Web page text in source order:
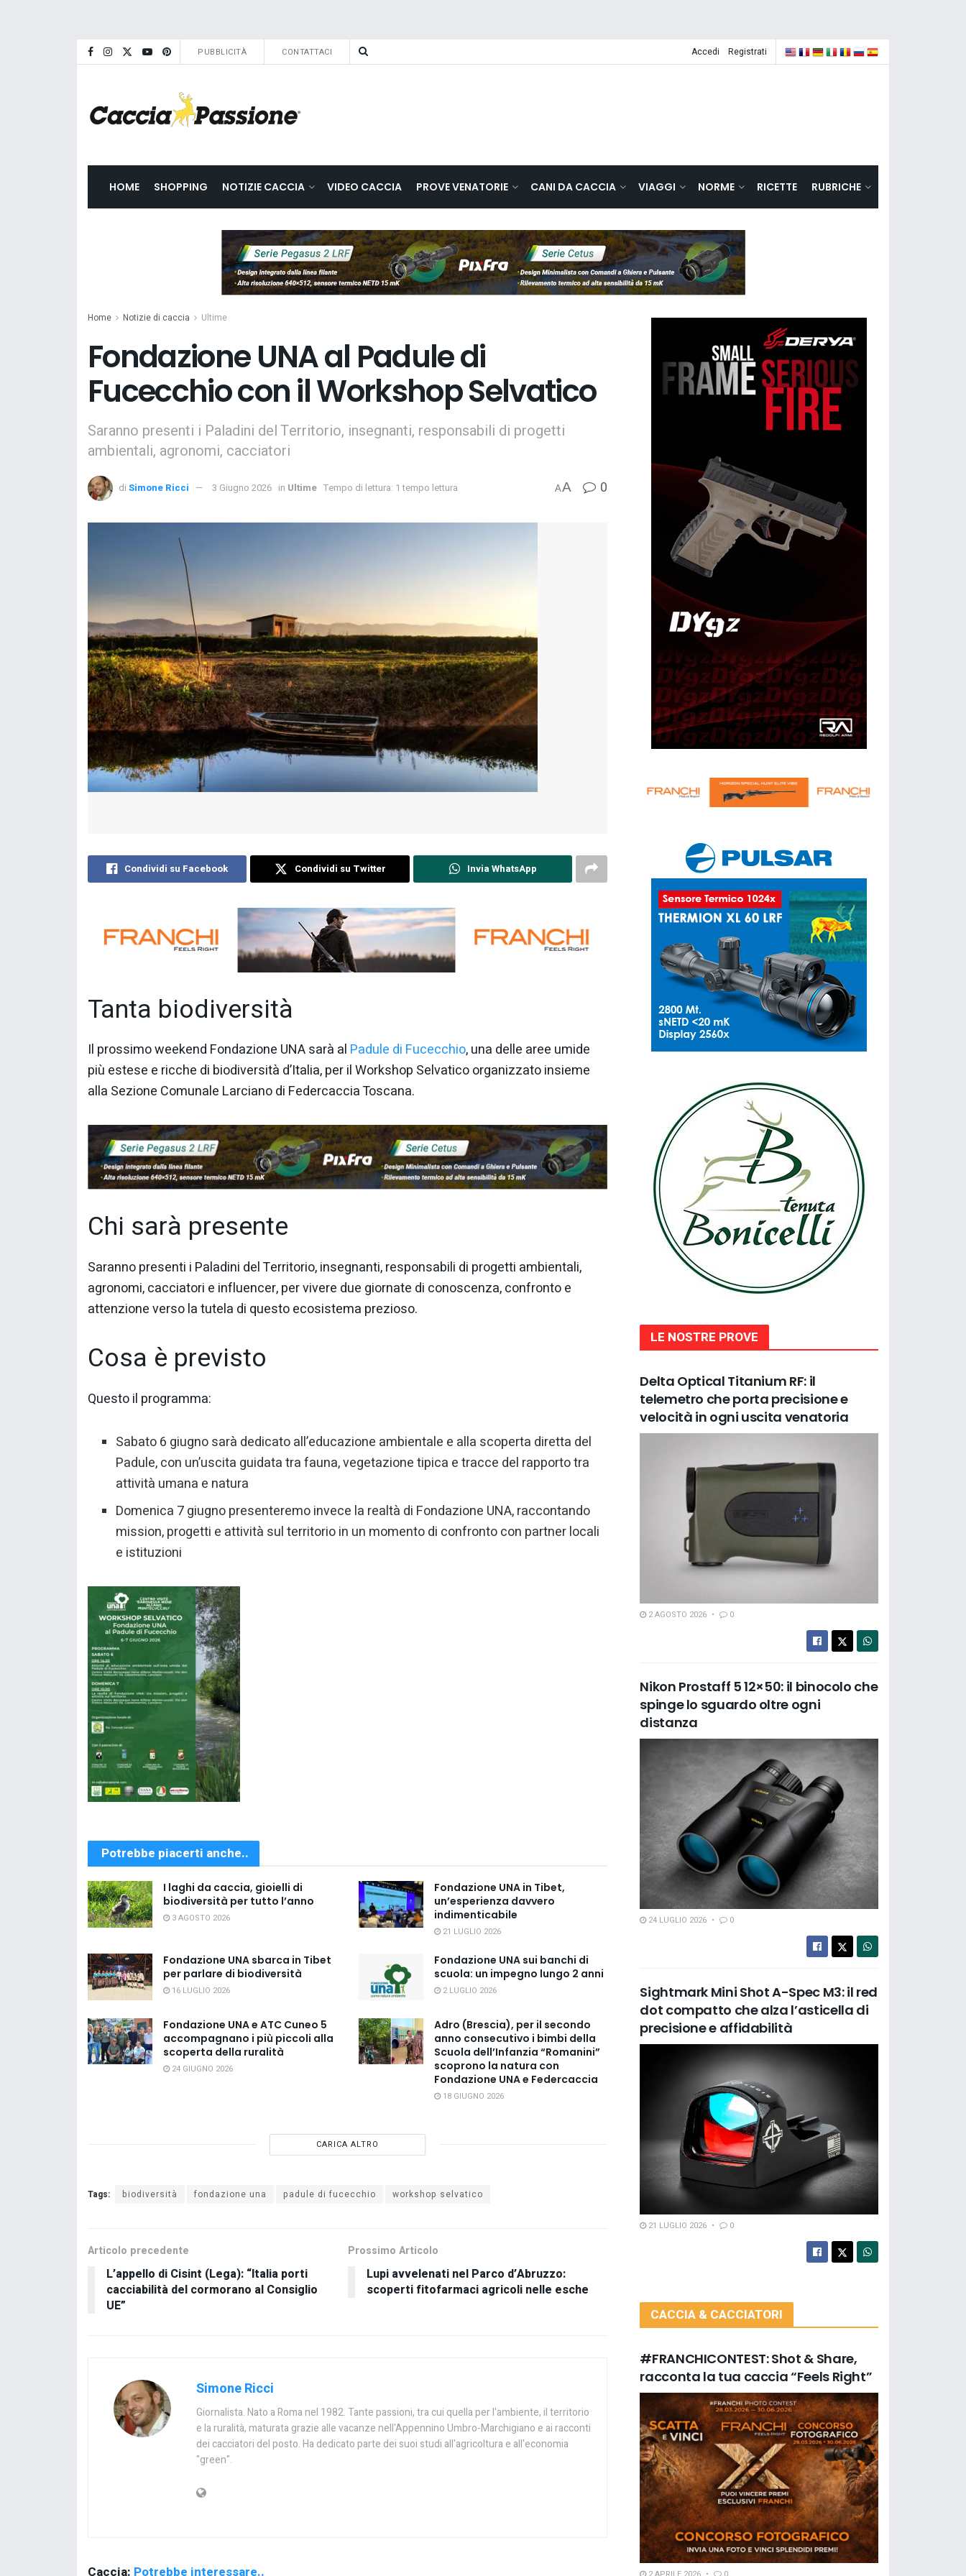
PUBBLICITÀ CONTATTACI Accedi Registrati
HOME SHOPPING NOTIZIE CACCIA VIDEO CACCIA PROVE VENATORIE CANI DA CACCIA VIAGGI NORME RICETTE RUBRICHE
Home Notizie di caccia Ultime
Fondazione UNA al Padule di
Fucecchio con il Workshop Selvatico
Saranno presenti i Paladini del Territorio, insegnanti, responsabili di progetti
ambientali, agronomi, cacciatori
di Simone Ricci 3 Giugno 2026 in Ultime Tempo di lettura: 1 tempo lettura AA 0
Condividi su Facebook Condividi su Twitter Invia WhatsApp
Tanta biodiversità
Il prossimo weekend Fondazione UNA sarà al Padule di Fucecchio, una delle aree umide
più estese e ricche di biodiversità d’Italia, per il Workshop Selvatico organizzato insieme
alla Sezione Comunale Larciano di Federcaccia Toscana.
Chi sarà presente
Saranno presenti i Paladini del Territorio, insegnanti, responsabili di progetti ambientali,
agronomi, cacciatori e influencer, per vivere due giornate di conoscenza, confronto e
attenzione verso la tutela di questo ecosistema prezioso.
Cosa è previsto
Questo il programma:
Sabato 6 giugno sarà dedicato all’educazione ambientale e alla scoperta diretta del
Padule, con un’uscita guidata tra fauna, vegetazione tipica e tracce del rapporto tra
attività umana e natura
Domenica 7 giugno presenteremo invece la realtà di Fondazione UNA, raccontando
mission, progetti e attività sul territorio in un momento di confronto con partner locali
e istituzioni
Potrebbe piacerti anche..
I laghi da caccia, gioielli di
biodiversità per tutto l’anno
3 AGOSTO 2026
Fondazione UNA in Tibet,
un’esperienza davvero
indimenticabile
21 LUGLIO 2026
Fondazione UNA sbarca in Tibet
per parlare di biodiversità
16 LUGLIO 2026
Fondazione UNA sui banchi di
scuola: un impegno lungo 2 anni
2 LUGLIO 2026
Fondazione UNA e ATC Cuneo 5
accompagnano i più piccoli alla
scoperta della ruralità
24 GIUGNO 2026
Adro (Brescia), per il secondo
anno consecutivo i bimbi della
Scuola dell’Infanzia “Romanini”
scoprono la natura con
Fondazione UNA e Federcaccia
18 GIUGNO 2026
CARICA ALTRO
Tags: biodiversità fondazione una padule di fucecchio workshop selvatico
Articolo precedente
L’appello di Cisint (Lega): “Italia porti
cacciabilità del cormorano al Consiglio
UE”
Prossimo Articolo
Lupi avvelenati nel Parco d’Abruzzo:
scoperti fitofarmaci agricoli nelle esche
Simone Ricci
Giornalista. Nato a Roma nel 1982. Tante passioni, tra cui quella per l'ambiente, il territorio
e la ruralità, maturata grazie alle vacanze nell'Appennino Umbro-Marchigiano e ai racconti
dei cacciatori del posto. Ha dedicato parte dei suoi studi all'agricoltura e all'economia
"green".
Caccia: Potrebbe interessare..
LE NOSTRE PROVE
Delta Optical Titanium RF: il
telemetro che porta precisione e
velocità in ogni uscita venatoria
2 AGOSTO 2026 0
Nikon Prostaff 5 12×50: il binocolo che
spinge lo sguardo oltre ogni
distanza
24 LUGLIO 2026 0
Sightmark Mini Shot A-Spec M3: il red
dot compatto che alza l’asticella di
precisione e affidabilità
21 LUGLIO 2026 0
CACCIA & CACCIATORI
#FRANCHICONTEST: Shot & Share,
racconta la tua caccia “Feels Right”